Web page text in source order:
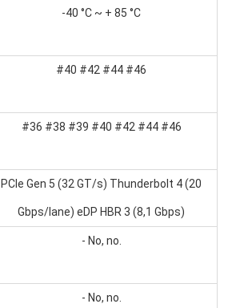
-40 °C ~ + 85 °C
#40 #42 #44 #46
#36 #38 #39 #40 #42 #44 #46
PCIe Gen 5 (32 GT/s) Thunderbolt 4 (20
Gbps/lane) eDP HBR 3 (8,1 Gbps)
- No, no.
- No, no.